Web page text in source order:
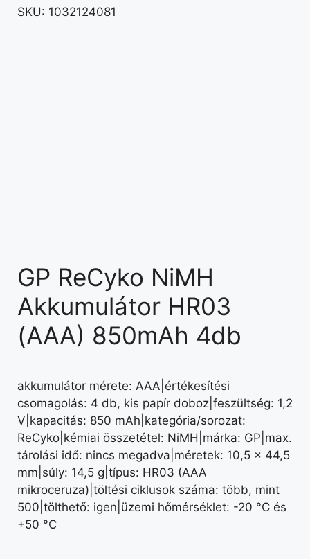
SKU: 1032124081
GP ReCyko NiMH
Akkumulátor HR03
(AAA) 850mAh 4db
akkumulátor mérete: AAA|értékesítési
csomagolás: 4 db, kis papír doboz|feszültség: 1,2
V|kapacitás: 850 mAh|kategória/sorozat:
ReCyko|kémiai összetétel: NiMH|márka: GP|max.
tárolási idő: nincs megadva|méretek: 10,5 × 44,5
mm|súly: 14,5 g|típus: HR03 (AAA
mikroceruza)|töltési ciklusok száma: több, mint
500|tölthető: igen|üzemi hőmérséklet: -20 °C és
+50 °C